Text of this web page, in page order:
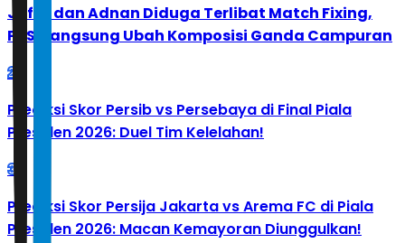
Jafar dan Adnan Diduga Terlibat Match Fixing,
PBSI Langsung Ubah Komposisi Ganda Campuran
2
Prediksi Skor Persib vs Persebaya di Final Piala
Presiden 2026: Duel Tim Kelelahan!
3
Prediksi Skor Persija Jakarta vs Arema FC di Piala
Presiden 2026: Macan Kemayoran Diunggulkan!